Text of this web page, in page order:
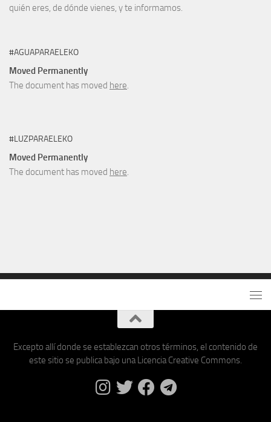
quién eres, de dónde vienes, y te informamos.
#AGUAPARAELEKO
Moved Permanently
The document has moved here.
#LUZPARAELEKO
Moved Permanently
The document has moved here.
Excepto allí donde se establezcan otros términos, el contenido de
este sitio se publica bajo una Licencia Creative Commons.